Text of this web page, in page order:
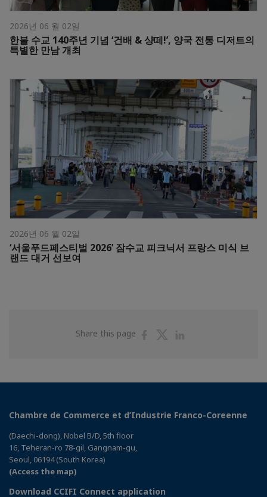
2026년 06 월 02일
한불 수교 140주년 기념 ‘건배 & 샹떼!’, 양국 전통 디저트의
특별한 만남 개최
2026년 06 월 02일
‘서울푸드페스티벌 2026’ 잠수교 피크닉서 프랑스 미식 브
랜드 대거 선보여
Share this page
ShareShare
Chambre de Commerce et d’Industrie Franco-Coreenne
(Daechi-dong), Nobel B/D, 5th floor
16, Teheran-ro 78-gil, Gangnam-gu,
Seoul, 06194 (South Korea)
(Access the map)
Download CCIFI Connect application